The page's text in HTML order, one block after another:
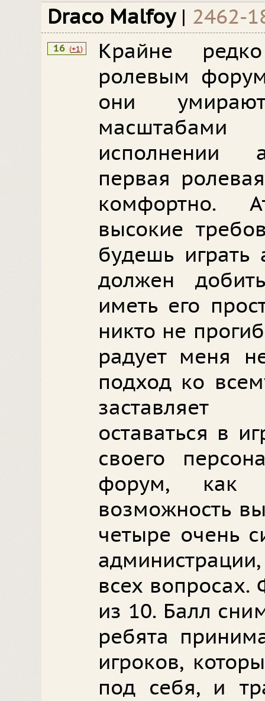
Draco Malfoy | 2462-
16 (+1)
Крайне
ролевым
они
исполнении
первая
комфортно.
высокие
будешь
должен
иметь его
никто не
радует меня
подход ко
заставляет
оставаться в
своего
форум, как
возможность
четыре очень
всех
из 10. Балл
ребята
игроков,
под себя, и